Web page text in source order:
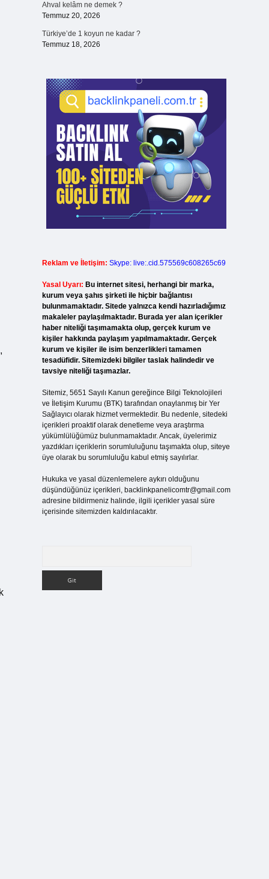
Ahval kelâm ne demek ?
Temmuz 20, 2026
Türkiye’de 1 koyun ne kadar ?
Temmuz 18, 2026
Reklam ve İletişim: Skype: live:.cid.575569c608265c69
Yasal Uyarı: Bu internet sitesi, herhangi bir marka,
kurum veya şahıs şirketi ile hiçbir bağlantısı
bulunmamaktadır. Sitede yalnızca kendi hazırladığımız
makaleler paylaşılmaktadır. Burada yer alan içerikler
haber niteliği taşımamakta olup, gerçek kurum ve
kişiler hakkında paylaşım yapılmamaktadır. Gerçek
kurum ve kişiler ile isim benzerlikleri tamamen
tesadüfidir. Sitemizdeki bilgiler taslak halindedir ve
tavsiye niteliği taşımazlar.
Sitemiz, 5651 Sayılı Kanun gereğince Bilgi Teknolojileri
ve İletişim Kurumu (BTK) tarafından onaylanmış bir Yer
Sağlayıcı olarak hizmet vermektedir. Bu nedenle, sitedeki
içerikleri proaktif olarak denetleme veya araştırma
yükümlülüğümüz bulunmamaktadır. Ancak, üyelerimiz
yazdıkları içeriklerin sorumluluğunu taşımakta olup, siteye
üye olarak bu sorumluluğu kabul etmiş sayılırlar.
Hukuka ve yasal düzenlemelere aykırı olduğunu
düşündüğünüz içerikleri, backlinkpanelicomtr@gmail.com
adresine bildirmeniz halinde, ilgili içerikler yasal süre
içerisinde sitemizden kaldırılacaktır.